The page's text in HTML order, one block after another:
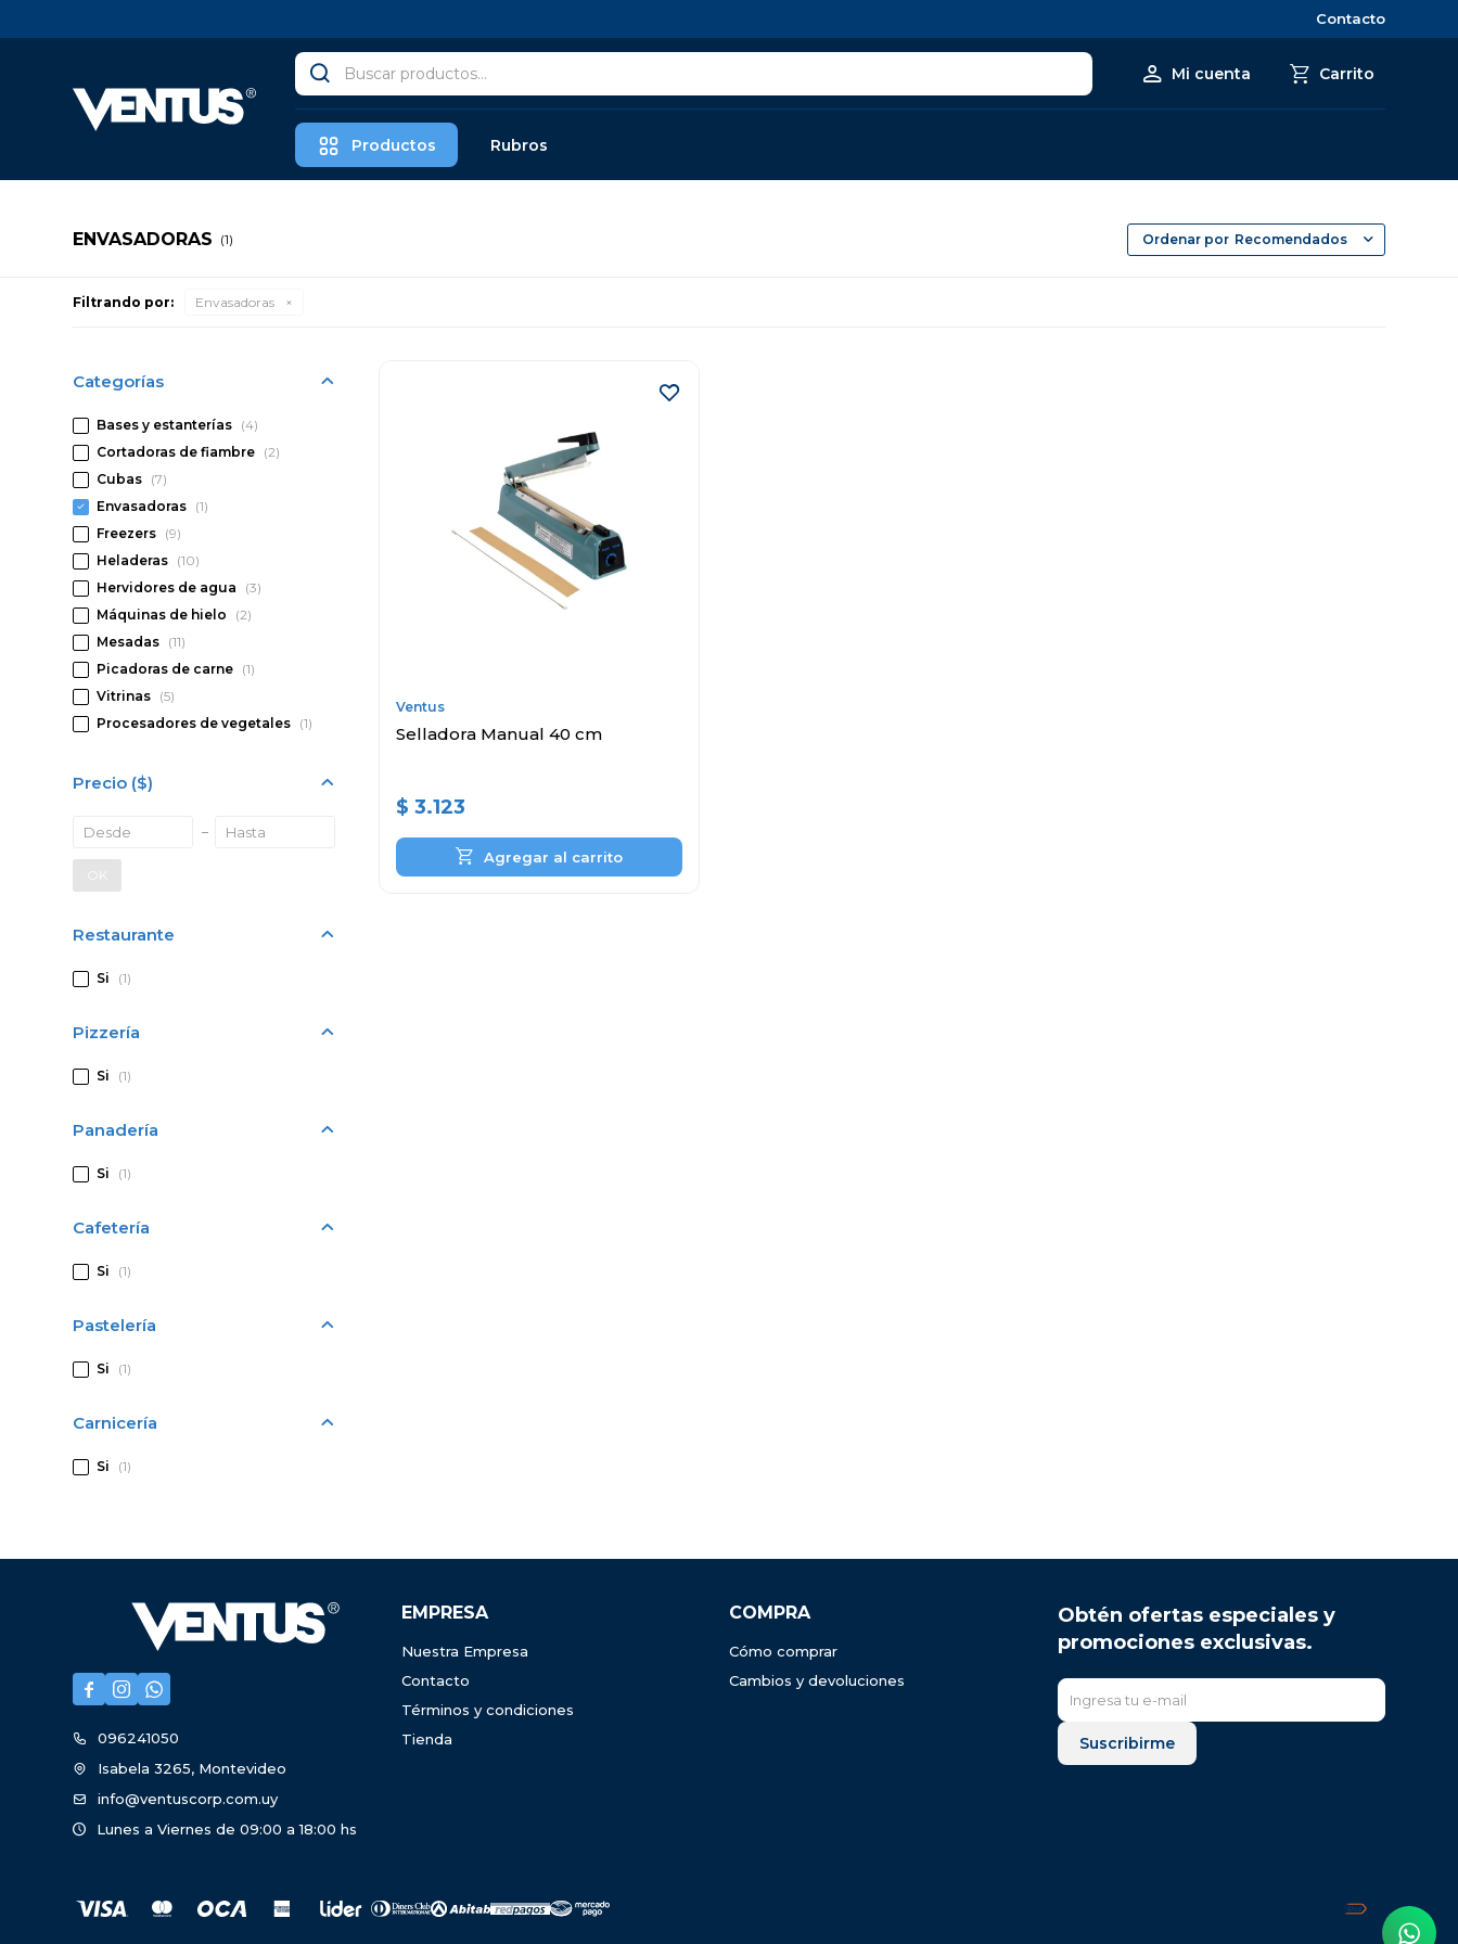
Productos Rubros
Contacto
ENVASADORAS (1) Recomendados
Filtrando por: Envasadoras
Ventus
Selladora Manual 40 cm
$ 3.123
Categorías
Bases y estanterías (4)
Cortadoras de fiambre (2)
Cubas (7)
Envasadoras (1)
Freezers (9)
Heladeras (10)
Hervidores de agua
(3)
Máquinas de hielo
(2)
Mesadas (11)
Picadoras de carne (1)
Vitrinas (5)
Procesadores de vegetales (1)
Precio ($)
OK
Restaurante
Si (1)
Pizzería
Si (1)
Panadería
Si (1)
Cafetería
Si (1)
Pastelería
Si (1)
Carnicería
Si (1)
  
096241050
Isabela 3265, Montevideo
info@ventuscorp.com.uy
Lunes a Viernes de 09:00 a 18:00 hs
EMPRESA
Nuestra Empresa
Contacto
Términos y condiciones
Tienda
COMPRA
Cómo comprar
Cambios y devoluciones
Obtén ofertas especiales y
promociones exclusivas.
Suscribirme